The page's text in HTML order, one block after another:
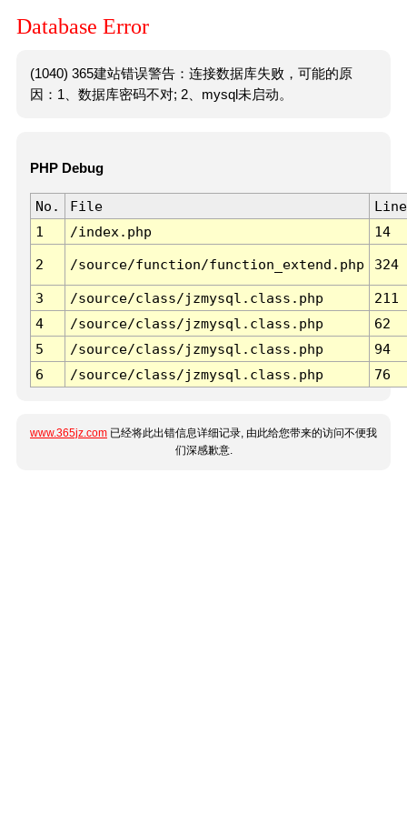
Database Error
(1040) 365建站错误警告：连接数据库失败，可能的原
因：1、数据库密码不对; 2、mysql未启动。
PHP Debug
No. File
Line
1
/index.php 14
2 /source/function/function_extend.php 324
3 /source/class/jzmysql.class.php
211
4
/source/class/jzmysql.class.php
62
5
/source/class/jzmysql.class.php
94
6
/source/class/jzmysql.class.php 76
www.365jz.com 已经将此出错信息详细记录, 由此给您带来的访问不便我
们深感歉意.